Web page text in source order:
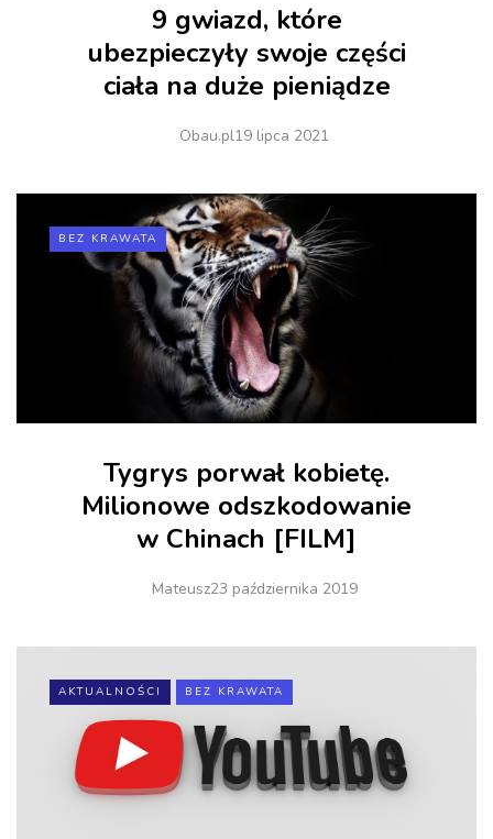
9 gwiazd, które
ubezpieczyły swoje części
ciała na duże pieniądze
Obau.pl19 lipca 2021
BEZ KRAWATA
Tygrys porwał kobietę.
Milionowe odszkodowanie
w Chinach [FILM]
Mateusz23 października 2019
AKTUALNOŚCI BEZ KRAWATA